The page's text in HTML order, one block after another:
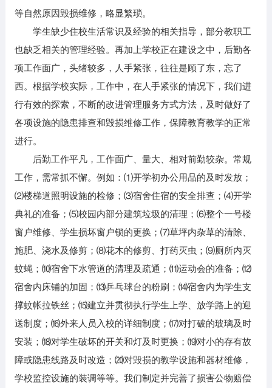
等自然原因毁损维修，略显繁琐。
学生缺少住校生活常识及经验的相关指导，部分教职工
也缺乏相关的管理经验。再加上学校正在建设之中，后勤各
项工作面广，头绪较多，人手紧张，往往是顾了东，忘了
西。根据学校实际，工作中，在人手紧张的情况下，我们进
行有效的探索，不断的改进管理服务方式方法，及时做好了
各项设施的隐患排查和毁损维修工作，保障教育教学的正常
进行。
后勤工作平凡，工作面广、量大、相对前勤较杂。常规
工作，需常抓不懈。例如：⑴开学初办公用品的及时发放；
⑵楼梯道照明设施的检修；⑶宿舍住宿的安全排查；⑷开学
典礼的准备；⑸校园内部分建筑垃圾的清理；⑹整个一号楼
窗户维修、学生损坏窗户锁的更换；⑺草坪内杂草的清除、
施肥、浇水及修剪；⑻花木的修剪、打药灭虫；⑼厕所内灭
蚊蝇；⑽宿舍下水管道的清理及疏通；⑾运动会的准备；⑿
宿舍内床铺的加固；⒀乒乓球台的粉刷；⒁宿舍内为学生支
撑蚊帐拉铁丝；⒂建立并贯彻执行学生上学、放学路上的迎
送制度；⒃外来人员入校的详细制度；⒄对打破的玻璃及时
安装；⒅对学生破坏的开关和灯及时更换；⒆对小的存有故
障或隐患线路及时改造；⒇对毁损的教学设施和器材维修，
学校监控设施的装调等等。我们制定并完善了损害公物赔偿